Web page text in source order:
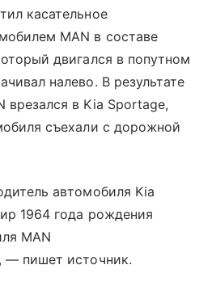
касательное
MAN в составе
двигался в попутном
налево. В результате
врезался в Kia Sportage,
съехали с дорожной
автомобиля Kia
1964 года рождения
MAN
— пишет источник.